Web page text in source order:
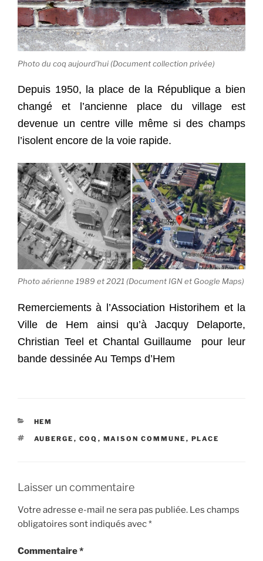
Photo du coq aujourd’hui (Document collection privée)
Depuis 1950, la place de la République a bien
changé et l’ancienne place du village est
devenue un centre ville même si des champs
l’isolent encore de la voie rapide.
Photo aérienne 1989 et 2021 (Document IGN et Google Maps)
Remerciements à l’Association Historihem et la
Ville de Hem ainsi qu’à Jacquy Delaporte,
Christian Teel et Chantal Guillaume pour leur
bande dessinée Au Temps d’Hem
CATÉGORIES
HEM
ÉTIQUETTES
AUBERGE , COQ , MAISON COMMUNE , PLACE
Laisser un commentaire
Votre adresse e-mail ne sera pas publiée. Les champs
obligatoires sont indiqués avec*
Commentaire*